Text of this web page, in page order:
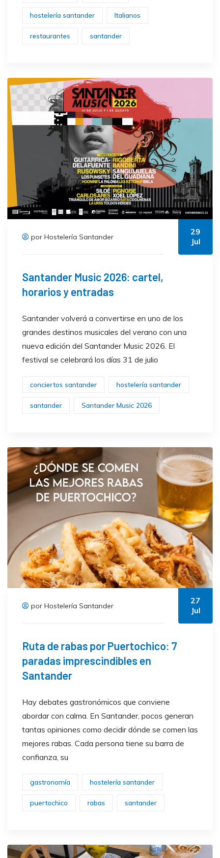
hostelería santander Italianos
restaurantes santander
por Hostelería Santander
29
Jul
Santander Music 2026: cartel,
horarios y entradas
Santander volverá a convertirse en uno de los
grandes destinos musicales del verano con una
nueva edición del Santander Music 2026. El
festival se celebrará los días 31 de julio
conciertos santander hostelería santander
santander Santander Music 2026
por Hostelería Santander
27
Jul
Ruta de rabas por Puertochico: 7
paradas imprescindibles en
Santander
Hay debates gastronómicos que conviene
abordar con calma. En Santander, pocos generan
tantas opiniones como decidir dónde se comen las
mejores rabas. Cada persona tiene su barra de
confianza, su
gastronomía hostelería santander
puertochico rabas santander